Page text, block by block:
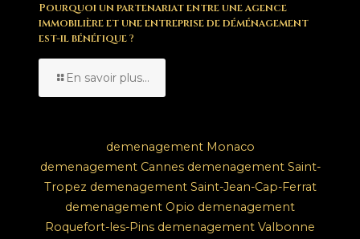
Pourquoi un partenariat entre une agence
immobilière et une entreprise de déménagement
est-il bénéfique ?
En savoir plus...
demenagement Monaco
demenagement Cannes demenagement Saint-
Tropez demenagement Saint-Jean-Cap-Ferrat
demenagement Opio demenagement
Roquefort-les-Pins demenagement Valbonne